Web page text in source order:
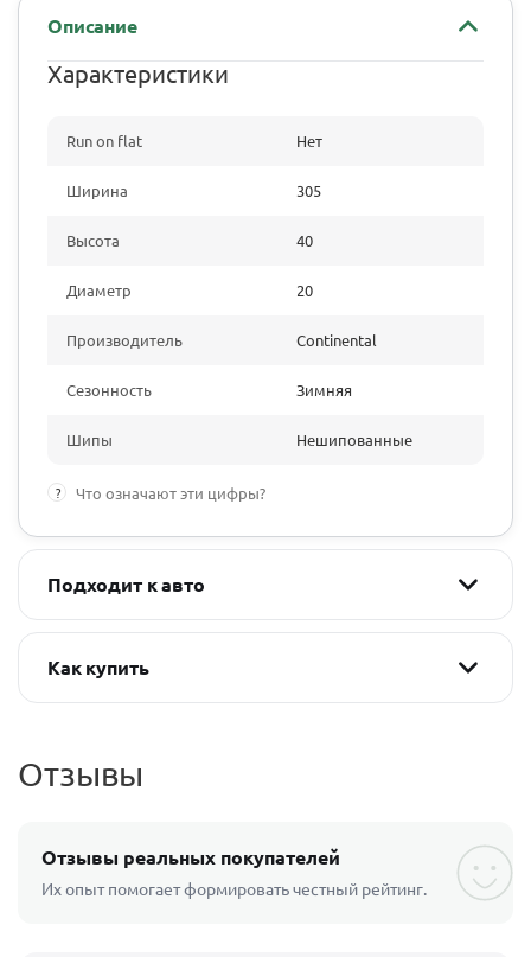
Описание
Характеристики
Run on flat Нет
Ширина 305
Высота 40
Диаметр 20
Производитель Continental
Сезонность Зимняя
Шипы Нешипованные
? Что означают эти цифры?
Подходит к авто
Как купить
Отзывы
Отзывы реальных покупателей
Их опыт помогает формировать честный рейтинг.